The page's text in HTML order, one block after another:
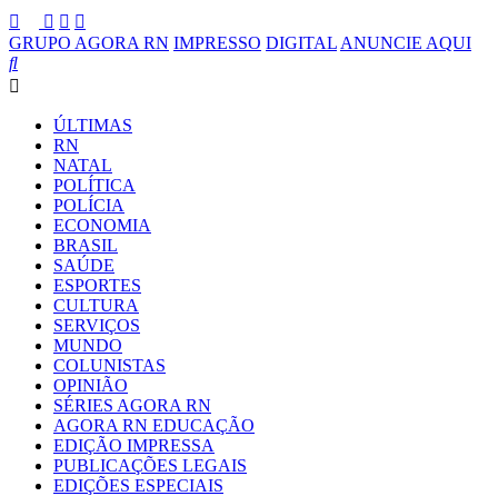
GRUPO AGORA RN IMPRESSO DIGITAL ANUNCIE AQUI
ÚLTIMAS
RN
NATAL
POLÍTICA
POLÍCIA
ECONOMIA
BRASIL
SAÚDE
ESPORTES
CULTURA
SERVIÇOS
MUNDO
COLUNISTAS
OPINIÃO
SÉRIES AGORA RN
AGORA RN EDUCAÇÃO
EDIÇÃO IMPRESSA
PUBLICAÇÕES LEGAIS
EDIÇÕES ESPECIAIS